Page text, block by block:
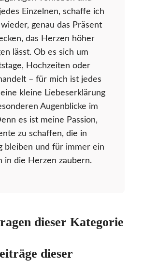
Einzelnen, schaffe ich
genau das Präsent
das Herzen höher
lässt. Ob es sich um
Hochzeiten oder
– für mich ist jedes
kleine Liebeserklärung
Augenblicke im
es ist meine Passion,
zu schaffen, die in
bleiben und für immer ein
in die Herzen zaubern.
dieser Kategorie
dieser